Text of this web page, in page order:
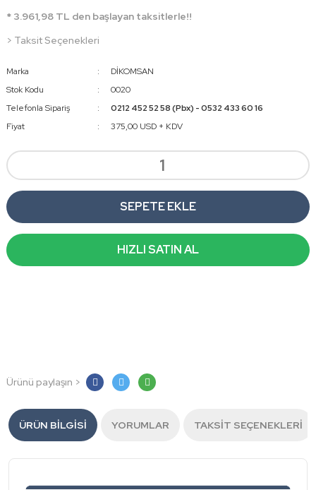
* 3.961,98 TL den başlayan taksitlerle!!
> Taksit Seçenekleri
Marka
DİKOMSAN
Stok Kodu
0020
Telefonla Sipariş
0212 452 52 58 (Pbx) - 0532 433 60 16
Fiyat
375,00 USD + KDV
SEPETE EKLE
HIZLI SATIN AL
Ürünü paylaşın >
ÜRÜN BILGISI YORUMLAR TAKSIT SEÇENEKLERI